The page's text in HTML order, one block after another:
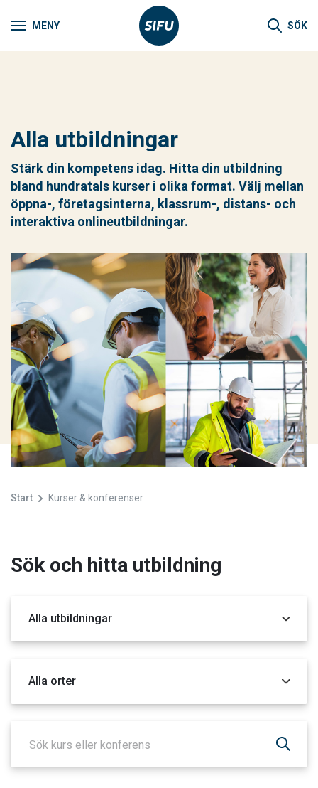
MENY SÖK
Alla utbildningar
Stärk din kompetens idag. Hitta din utbildning
bland hundratals kurser i olika format. Välj mellan
öppna-, företagsinterna, klassrum-, distans- och
interaktiva onlineutbildningar.
Start Kurser & konferenser
Sök och hitta utbildning